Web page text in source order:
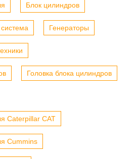
Блок цилиндров
Генераторы
Головка блока цилиндров
Caterpillar CAT
Cummins